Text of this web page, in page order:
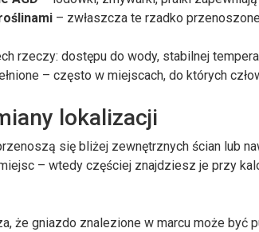
– zwłaszcza te rzadko przenoszone
rzeczy: dostępu do wody, stabilnej
– często w miejscach, do których
lokalizacji
się bliżej zewnętrznych ścian lub
– wtedy częściej znajdziesz je przy
że gniazdo znalezione w marcu może być